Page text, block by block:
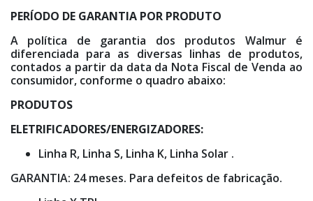
PERÍODO DE GARANTIA POR PRODUTO
A política de garantia dos produtos Walmur é
diferenciada para as diversas linhas de produtos,
contados a partir da data da Nota Fiscal de Venda ao
consumidor, conforme o quadro abaixo:
PRODUTOS
ELETRIFICADORES/ENERGIZADORES:
Linha R, Linha S, Linha K, Linha Solar .
GARANTIA: 24 meses. Para defeitos de fabricação.